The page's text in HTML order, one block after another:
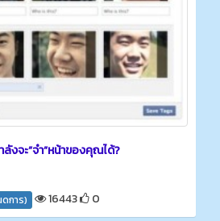
งจะ”จำ”หน้าของคุณได้?
การ) 16443 0